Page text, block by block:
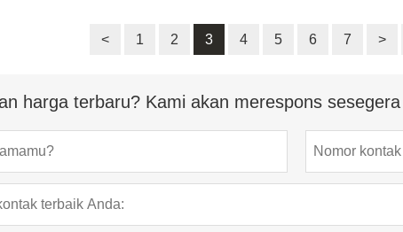
< 1 2 3 4 5 6 7 >
harga terbaru? Kami akan merespons